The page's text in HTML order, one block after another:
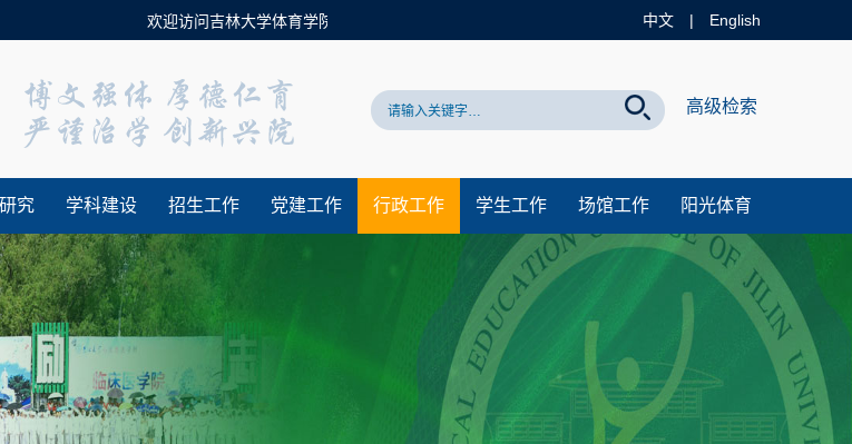
欢迎访问吉林大学体育学院官方网站！ 中文 | English
高级检索
究 学科建设 招生工作 党建工作 行政工作 学生工作 场馆工作 阳光体育